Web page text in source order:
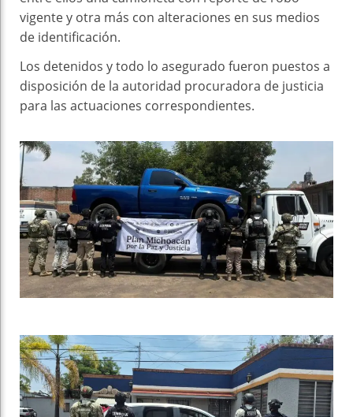
vigente y otra más con alteraciones en sus medios
de identificación.
Los detenidos y todo lo asegurado fueron puestos a
disposición de la autoridad procuradora de justicia
para las actuaciones correspondientes.